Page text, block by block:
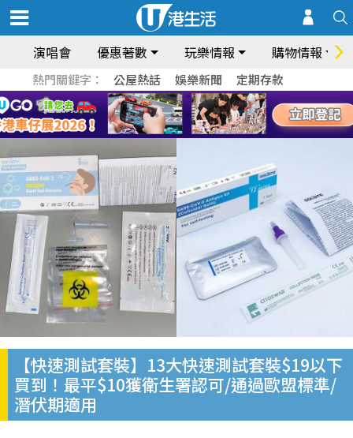
演唱會 優惠著數 玩樂情報 購物情報
熱門關鍵字： 公屋熱話 娛樂新聞 定期存款
【快速測試套裝】13大快速測試套裝$19以下
買到！最平$10獲衛生署認可/通過歐盟標準/
潛伏期適用